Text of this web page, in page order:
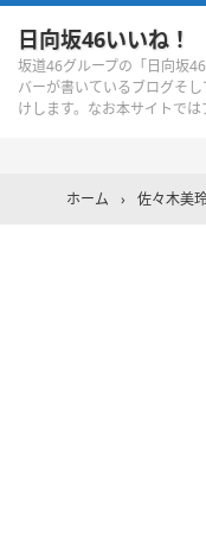
日向坂46いいね！
坂道46グループの「日向坂
バーが書いているブログそ
けします。なお本サイトでは
ホーム › 佐々木美